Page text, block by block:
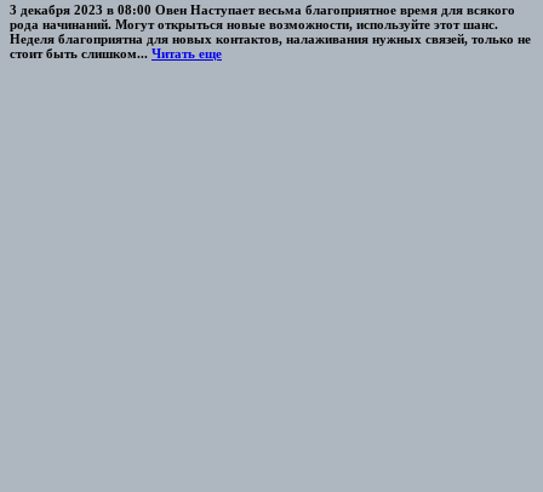
3 декабря 2023 в 08:00 Овен Наступает весьма благоприятное время для всякого
рода начинаний. Могут открыться новые возможности, используйте этот шанс.
Неделя благоприятна для новых контактов, налаживания нужных связей, только не
стоит быть слишком... Читать еще